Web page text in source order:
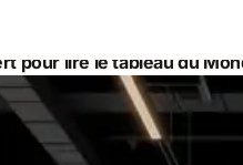
pour lire le tableau du